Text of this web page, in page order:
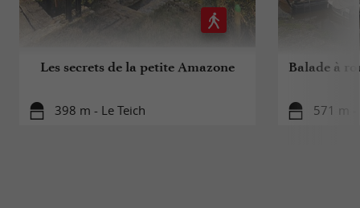
Les secrets de la petite Amazone
398 m - Le Teich
Balade à
571 m -